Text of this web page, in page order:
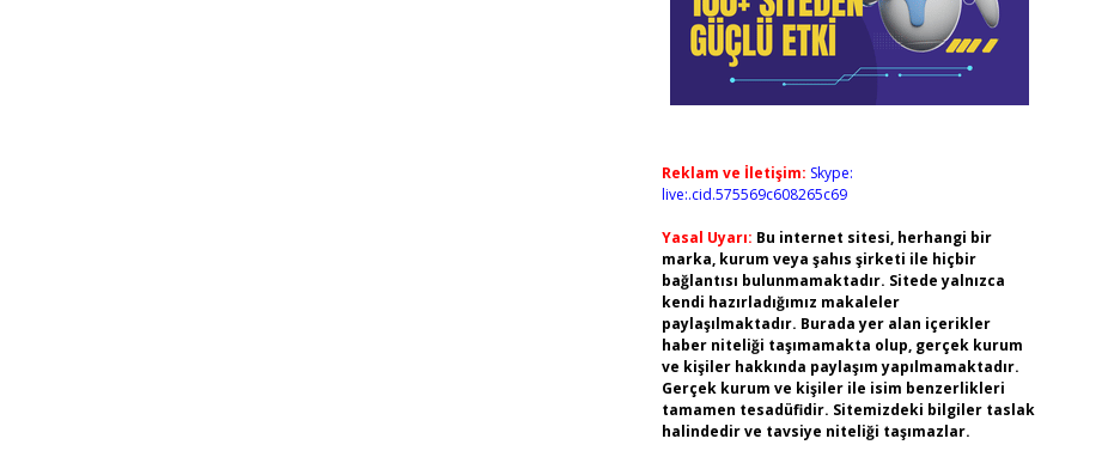
Reklam ve İletişim: Skype:
live:.cid.575569c608265c69
Yasal Uyarı: Bu internet sitesi, herhangi bir
marka, kurum veya şahıs şirketi ile hiçbir
bağlantısı bulunmamaktadır. Sitede yalnızca
kendi hazırladığımız makaleler
paylaşılmaktadır. Burada yer alan içerikler
haber niteliği taşımamakta olup, gerçek kurum
ve kişiler hakkında paylaşım yapılmamaktadır.
Gerçek kurum ve kişiler ile isim benzerlikleri
tamamen tesadüfidir. Sitemizdeki bilgiler taslak
halindedir ve tavsiye niteliği taşımazlar.